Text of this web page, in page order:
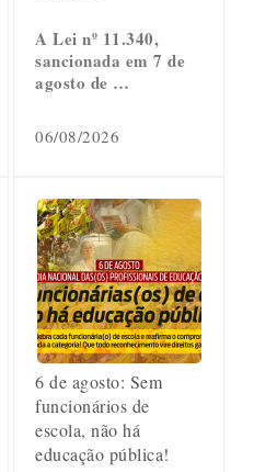
A Lei nº 11.340,
sancionada em 7 de
agosto de …
06/08/2026
6 de agosto: Sem
funcionários de
escola, não há
educação pública!